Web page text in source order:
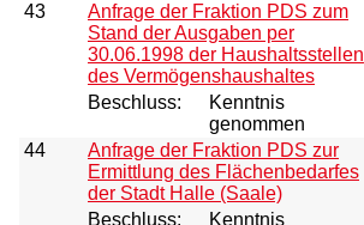
43
Anfrage der Fraktion PDS zum
Stand der Ausgaben per
30.06.1998 der Haushaltsstellen
des Vermögenshaushaltes
Beschluss:
Kenntnis
genommen
44
Anfrage der Fraktion PDS zur
Ermittlung des Flächenbedarfes
der Stadt Halle (Saale)
Beschluss:
Kenntnis